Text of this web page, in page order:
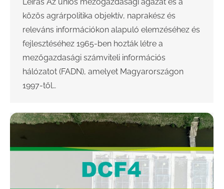
közös agrárpolitika objektív, naprakész és
releváns információkon alapuló elemzéséhez és
fejlesztéséhez 1965-ben hozták létre a
mezőgazdasági számviteli információs
hálózatot (FADN), amelyet Magyarországon
1997-től…